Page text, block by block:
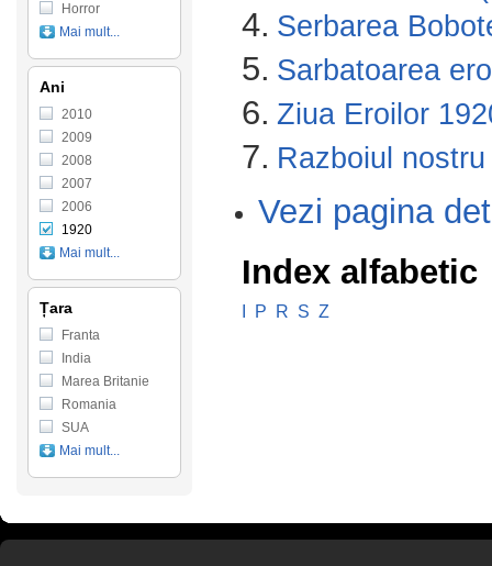
4. Serbarea
5. Sarbatoarea
6. Ziua Eroilor
7. Razboiul
Vezi pagina
Index alfabetic
P R S Z
Horror
Mai mult...
Ani
2010
2009
2008
2007
2006
1920
Mai mult...
Țara
Franta
India
Marea Britanie
Romania
SUA
Mai mult...